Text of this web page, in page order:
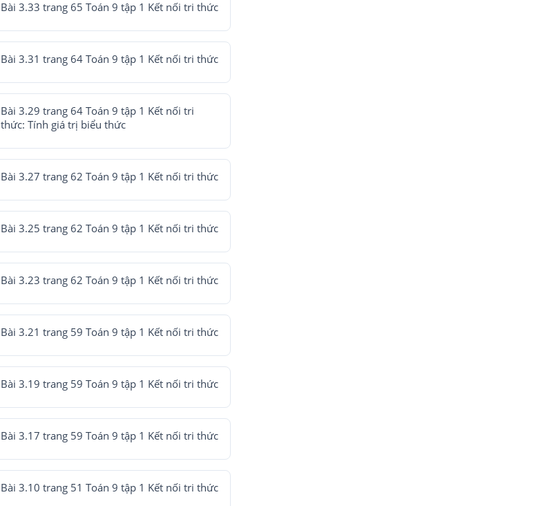
Bài 3.33 trang 65 Toán 9 tập 1 Kết nối tri thức
Bài 3.31 trang 64 Toán 9 tập 1 Kết nối tri thức
Bài 3.29 trang 64 Toán 9 tập 1 Kết nối tri
thức: Tính giá trị biểu thức
Bài 3.27 trang 62 Toán 9 tập 1 Kết nối tri thức
Bài 3.25 trang 62 Toán 9 tập 1 Kết nối tri thức
Bài 3.23 trang 62 Toán 9 tập 1 Kết nối tri thức
Bài 3.21 trang 59 Toán 9 tập 1 Kết nối tri thức
Bài 3.19 trang 59 Toán 9 tập 1 Kết nối tri thức
Bài 3.17 trang 59 Toán 9 tập 1 Kết nối tri thức
Bài 3.10 trang 51 Toán 9 tập 1 Kết nối tri thức